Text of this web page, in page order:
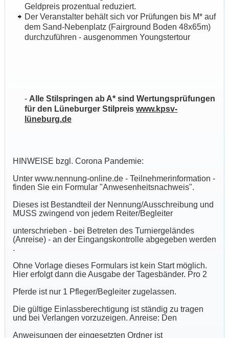
Geldpreis prozentual reduziert.
Der Veranstalter behält sich vor Prüfungen bis M* auf
dem Sand-Nebenplatz (Fairground Boden 48x65m)
durchzuführen - ausgenommen Youngstertour
- Alle Stilspringen ab A* sind Wertungsprüfungen
für den Lüneburger Stilpreis www.kpsv-
lüneburg.de
HINWEISE bzgl. Corona Pandemie:
Unter www.nennung-online.de - Teilnehmerinformation -
finden Sie ein Formular "Anwesenheitsnachweis".
Dieses ist Bestandteil der Nennung/Ausschreibung und
MUSS zwingend von jedem Reiter/Begleiter
unterschrieben - bei Betreten des Turniergeländes
(Anreise) - an der Eingangskontrolle abgegeben werden
.
Ohne Vorlage dieses Formulars ist kein Start möglich.
Hier erfolgt dann die Ausgabe der Tagesbänder. Pro 2
Pferde ist nur 1 Pfleger/Begleiter zugelassen.
Die gültige Einlassberechtigung ist ständig zu tragen
und bei Verlangen vorzuzeigen. Anreise: Den
Anweisungen der eingesetzten Ordner ist